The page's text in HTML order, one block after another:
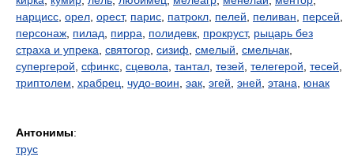
нарцисс орел орест, парис патрокл пелей пеливан персей
персонаж пилад пирра полидевк прокруст, рыцарь без
страха и упрека святогор сизиф смелый смельчак
супергерой сфинкс сцевола тантал тезей телегерой тесей
триптолем храбрец чудо-воин эак эгей эней этана юнак
Антонимы:
трус